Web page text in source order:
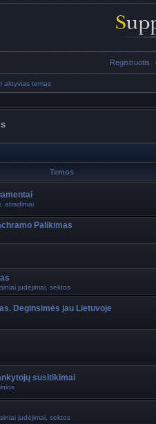
Registruotis
aktyvias temas
Temos
atradimai
Palikimas
judėjimai, sektos
Deginsimės jau Lietuvoje
susitikimai
judėjimai, sektos